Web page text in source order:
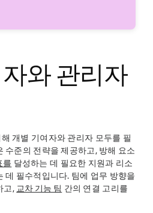
와 관리자
개별 기여자와 관리자 모두를 필
수준의 전략을 제공하고, 방해 요소
를 달성하는 데 필요한 지원과 리소
데 필수적입니다. 팀에 업무 방향을
고, 교차 기능 팀 간의 연결 고리를